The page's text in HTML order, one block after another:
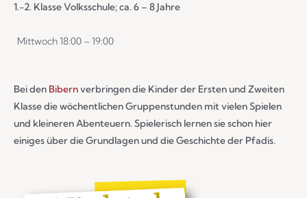
1.-2. Klasse Volksschule; ca. 6 – 8 Jahre
Mittwoch 18:00 – 19:00
Bei den Bibernverbringen die Kinder der Ersten und Zweiten
Klasse die wöchentlichen Gruppenstunden mit vielen Spielen
und kleineren Abenteuern. Spielerisch lernen sie schon hier
einiges über die Grundlagen und die Geschichte der Pfadis.